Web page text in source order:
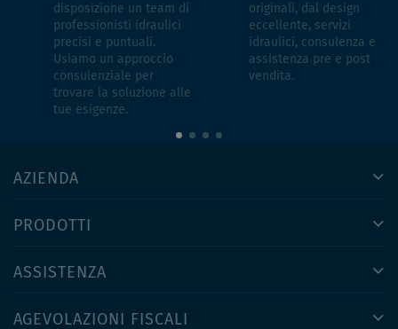
disposizione un team di
professionisti idraulici
precisi e puntuali.
Usiamo un approccio
consulenziale per
trovare la soluzione alle
tue esigenze.
originali, dal design
eccellente, servizi
idraulici, consulenza e
assistenza pre e post
vendita.
AZIENDA
PRODOTTI
ASSISTENZA
AGEVOLAZIONI FISCALI